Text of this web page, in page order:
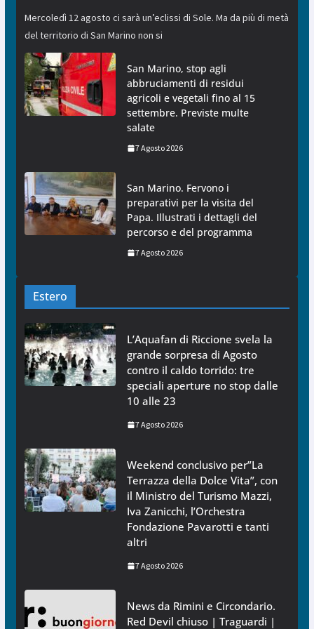
Mercoledì 12 agosto ci sarà un’eclissi di Sole. Ma da più di metà
del territorio di San Marino non si
San Marino, stop agli
abbruciamenti di residui
agricoli e vegetali fino al 15
settembre. Previste multe
salate
7 Agosto 2026
San Marino. Fervono i
preparativi per la visita del
Papa. Illustrati i dettagli del
percorso e del programma
7 Agosto 2026
Estero
L’Aquafan di Riccione svela la
grande sorpresa di Agosto
contro il caldo torrido: tre
speciali aperture no stop dalle
10 alle 23
7 Agosto 2026
Weekend conclusivo per”La
Terrazza della Dolce Vita”, con
il Ministro del Turismo Mazzi,
Iva Zanicchi, l’Orchestra
Fondazione Pavarotti e tanti
altri
7 Agosto 2026
News da Rimini e Circondario.
Red Devil chiuso | Traguardi |